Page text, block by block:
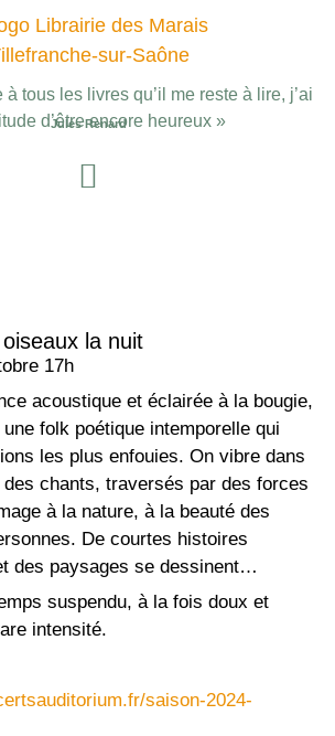
tous les livres qu’il me reste à lire, j’ai
d’être encore heureux »
Jules Renard
la nuit
17h
acoustique et éclairée à la bougie,
folk poétique intemporelle qui
les plus enfouies. On vibre dans
chants, traversés par des forces
à la nature, à la beauté des
De courtes histoires
des paysages se dessinent…
suspendu, à la fois doux et
intensité.
saison-2024-